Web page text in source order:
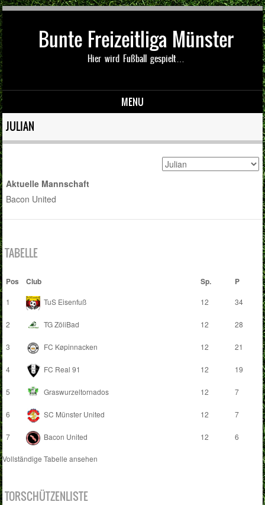
Bunte Freizeitliga Münster
Hier wird Fußball gespielt…
MENU
Skip to content
JULIAN
Aktuelle Mannschaft
Bacon United
TABELLE
Pos Club Sp. P
1 TuS Eisenfuß 12 34
2 TG ZöliBad 12 28
3 FC Køpinnacken 12 21
4 FC Real 91 12 19
5 Graswurzeltornados 12 7
6 SC Münster United 12 7
7 Bacon United 12 6
Vollständige Tabelle ansehen
TORSCHÜTZENLISTE